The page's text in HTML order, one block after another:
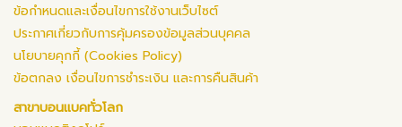
ข้อกำหนดและเงื่อนไขการใช้งานเว็บไซต์
ประกาศเกี่ยวกับการคุ้มครองข้อมูลส่วนบุคคล
นโยบายคุกกี้ (Cookies Policy)
ข้อตกลง เงื่อนไขการชำระเงิน และการคืนสินค้า
สาขาบอนแบคทั่วโลก